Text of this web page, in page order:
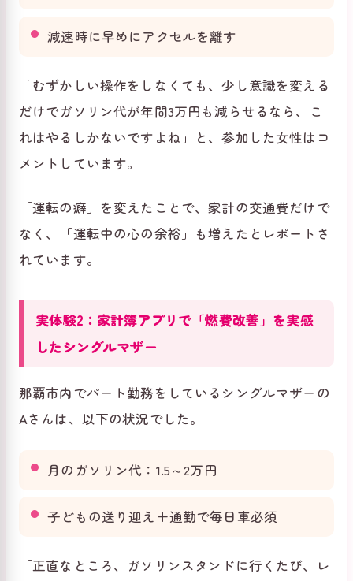
減速時に早めにアクセルを離す
「むずかしい操作をしなくても、少し意識を変える
だけでガソリン代が年間3万円も減らせるなら、こ
れはやるしかないですよね」と、参加した女性はコ
メントしています。
「運転の癖」を変えたことで、家計の交通費だけで
なく、「運転中の心の余裕」も増えたとレポートさ
れています。
実体験2：家計簿アプリで「燃費改善」を実感
したシングルマザー
那覇市内でパート勤務をしているシングルマザーの
Aさんは、以下の状況でした。
月のガソリン代：1.5～2万円
子どもの送り迎え＋通勤で毎日車必須
「正直なところ、ガソリンスタンドに行くたび、レ